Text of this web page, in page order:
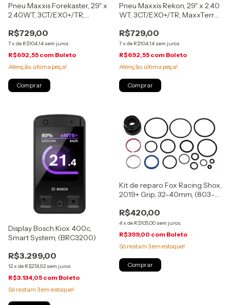
Pneu Maxxis Forekaster, 29" x
2.40WT, 3CT/EXO+/TR,
R$729,00
7x de R$104,14 sem juros
R$692,55 com Boleto
Atenção, última peça!
Pneu Maxxis Rekon, 29" x 2.40
WT, 3CT/EXO+/TR, MaxxTerra,
R$729,00
7x de R$104,14 sem juros
R$692,55 com Boleto
Atenção, última peça!
Display Bosch Kiox 400c,
Smart System, (BRC3200)
R$3.299,00
12x de R$274,92 sem juros
R$3.134,05 com Boleto
Só restam 3em estoque!
Kit de reparo Fox Racing Shox,
2019+ Grip, 32-40mm, (803-
R$420,00
4x de R$105,00 sem juros
R$399,00 com Boleto
Só restam 3em estoque!